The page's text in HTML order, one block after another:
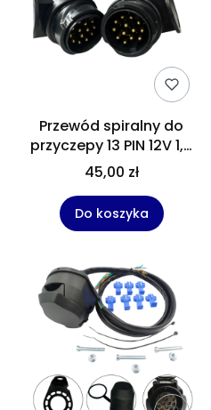
Przewód spiralny do
przyczepy 13 PIN 12V 1,5
m – przedłużka
instalacji elektrycznej
przyczepki
45,00 zł
Do koszyka